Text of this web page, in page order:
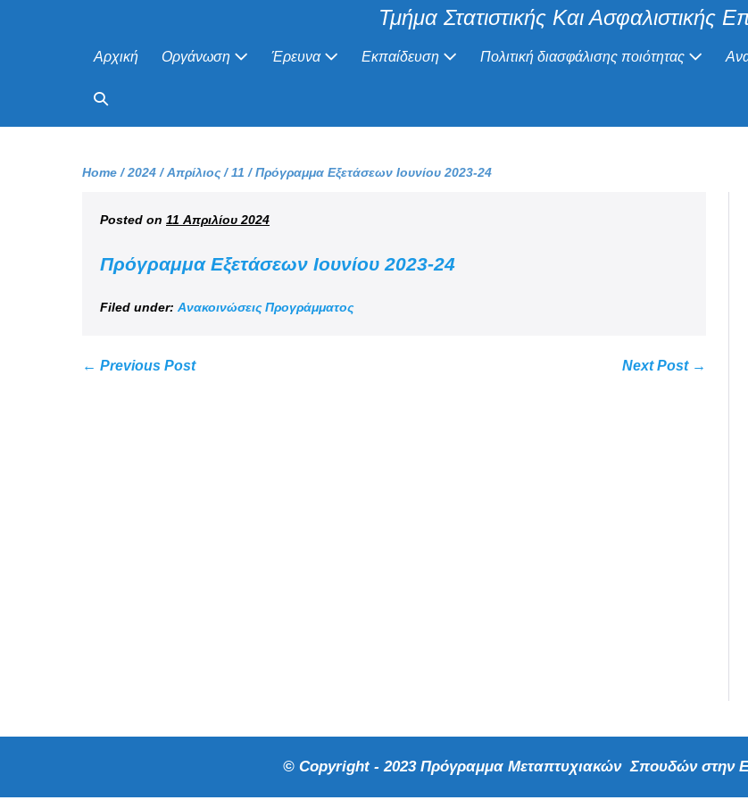
Τμήμα Στατιστικής Και Ασφαλιστικής
Αρχική Οργάνωση Έρευνα Εκπαίδευση Πολιτική διασφάλισης ποιότητας
Home /2024 /Απρίλιος /11 /Πρόγραμμα Εξετάσεων Ιουνίου 2023-24
Posted on 11 Απριλίου 2024
Πρόγραμμα Εξετάσεων Ιουνίου 2023-24
Filed under: Ανακοινώσεις Προγράμματος
← Previous Post Next Post →
© Copyright - 2023 Πρόγραμμα Μεταπτυχιακών Σπουδών στην